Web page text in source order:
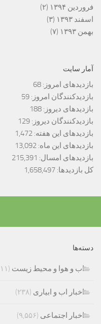
فروردین ۱۳۹۴
(۲)
اسفند ۱۳۹۳
(۳)
بهمن ۱۳۹۳
(۷)
آمار سایت
بازدیدهای امروز: 68
بازدیدکنندگان امروز: 59
بازدیدهای دیروز: 188
بازدیدکنندگان دیروز: 129
بازدیدهای این هفته: 1,472
بازدیدهای این ماه: 13,092
بازدیدهای امسال: 215,391
کل بازدیدها: 1,658,497
دسته‌ها
اب و هوا و محیط زیست (۶۱۱)
اخبار اب و ابیاری (۲۳۸)
اخبار اجتماعی (۹,۵۵۶)